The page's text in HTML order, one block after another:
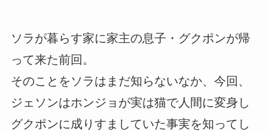
ソラが暮らす家に家主の息子・グクポンが帰
って来た前回。
そのことをソラはまだ知らないなか、今回、
ジェソンはホンジョが実は猫で人間に変身し
グクポンに成りすましていた事実を知ってし